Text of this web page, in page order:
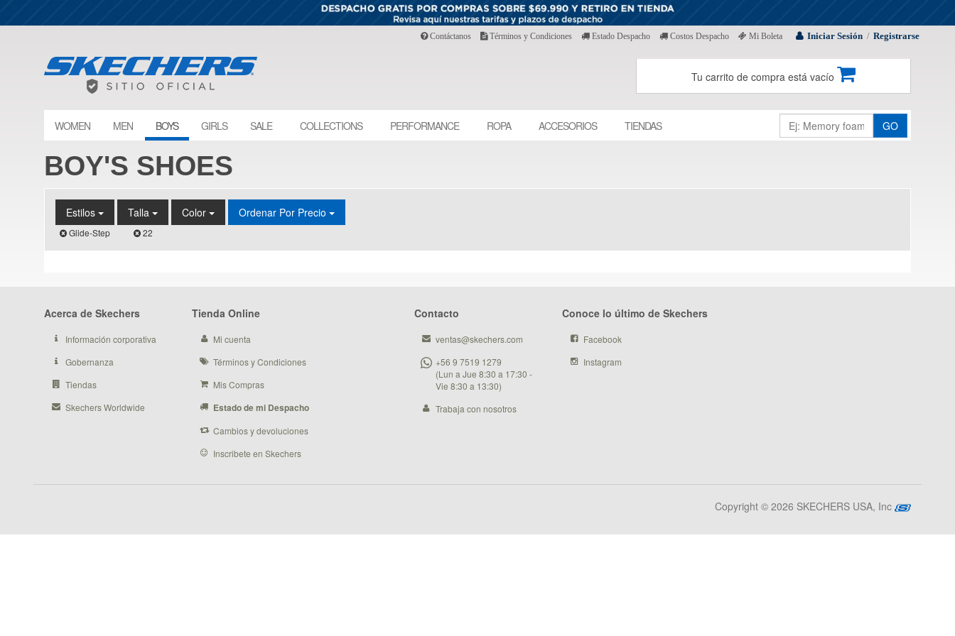
Iniciar Sesión / Registrarse
Contáctanos Términos y Condiciones Estado Despacho Costos Despacho Mi Boleta
Tu carrito de compra está vacío
WOMEN MEN BOYS GIRLS SALE COLLECTIONS PERFORMANCE ROPA ACCESORIOS TIENDAS GO
BOY'S SHOES
Estilos
Glide-Step
Talla
22
Color Ordenar Por Precio
Acerca de Skechers
Información corporativa
Gobernanza
Tiendas
Skechers Worldwide
Tienda Online
Mi cuenta
Términos y Condiciones
Mis Compras
Estado de mi Despacho
Cambios y devoluciones
Inscribete en Skechers
Contacto
ventas@skechers.com
+56 9 7519 1279
(Lun a Jue 8:30 a 17:30 -
Vie 8:30 a 13:30)
Trabaja con nosotros
Conoce lo último de Skechers
Facebook
Instagram
Copyright © 2026 SKECHERS USA, Inc